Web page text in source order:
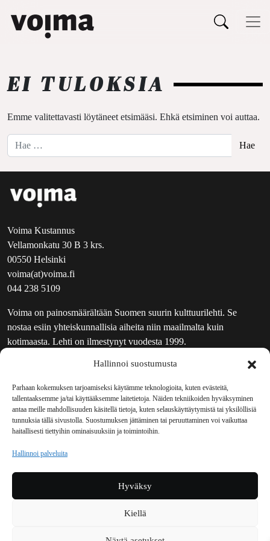
Hallinnoi suostumusta
Parhaan kokemuksen tarjoamiseksi käytämme teknologioita, kuten evästeitä,
tallentaaksemme ja/tai käyttääksemme laitetietoja. Näiden tekniikoiden hyväksyminen
antaa meille mahdollisuuden käsitellä tietoja, kuten selauskäyttäytymistä tai yksilöllisiä
tunnuksia tällä sivustolla. Suostumuksen jättäminen tai peruuttaminen voi vaikuttaa
haitallisesti tiettyihin ominaisuuksiin ja toimintoihin.
Hallinnoi palveluita
Hyväksy
Kiellä
Päävalikko
EI TULOKSIA
Emme valitettavasti löytäneet etsimääsi. Ehkä etsiminen voi auttaa.
Hae:
Voima Kustannus
Vellamonkatu 30 B 3 krs.
00550 Helsinki
voima(at)voima.fi
044 238 5109
Voima on painosmäärältään Suomen suurin kulttuurilehti. Se
nostaa esiin yhteiskunnallisia aiheita niin maailmalta kuin
kotimaasta. Lehti on ilmestynyt vuodesta 1999.
UUTISKIRJE
MAINOSTAJILLE
VASTAMAINOKSET
JAKELUPAIKAT
REKISTERISELOSTE
TILAUKSEN PERUUTUSPYYNTÖ
TILAUSOHJEET JA -EHDOT